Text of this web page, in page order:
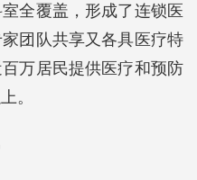
全覆盖，形成了连锁医
团队共享又各具医疗特
万居民提供医疗和预防
。